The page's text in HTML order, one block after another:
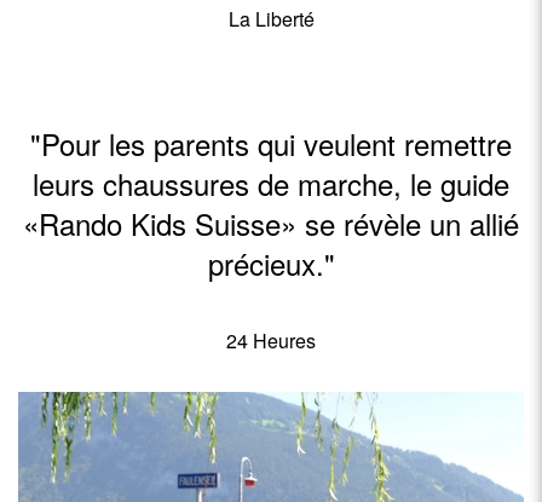
La Liberté
"Pour les parents qui veulent remettre
leurs chaussures de marche, le guide
«Rando Kids Suisse» se révèle un allié
précieux."
24 Heures